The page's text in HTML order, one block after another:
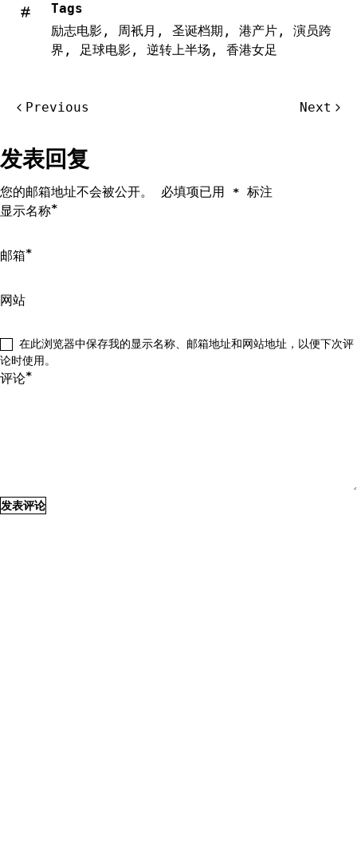
Tags
励志电影 , 周衹月 , 圣诞档期 , 港产片 , 演员跨
界 , 足球电影 , 逆转上半场 , 香港女足
航
Previous Next
发表回复
您的邮箱地址不会被公开。 必填项已用 * 标注
评论*
显示名称*
邮箱*
网站
在此浏览器中保存我的显示名称、邮箱地址和网站地址，以便下次评
论时使用。